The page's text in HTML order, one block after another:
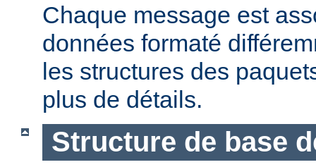
Chaque message est
données formaté
les structures des
plus de détails.
Structure de base